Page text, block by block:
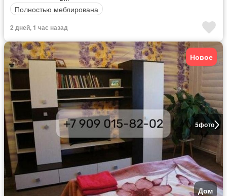
Полностью меблирована
2 дней, 1 час назад
5фото
Новое
Дом